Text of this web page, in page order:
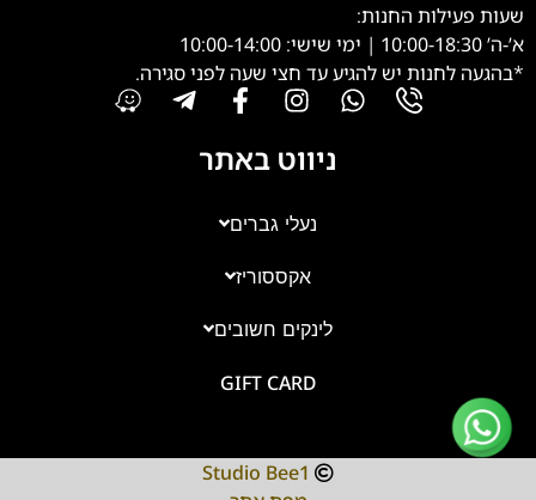
שעות פעילות החנות:
א’-ה’ 10:00-18:30 | ימי שישי: 10:00-14:00
*בהגעה לחנות יש להגיע עד חצי שעה לפני סגירה.
ניווט באתר
נעלי גברים
אקססוריז
לינקים חשובים
GIFT CARD
Studio Bee1